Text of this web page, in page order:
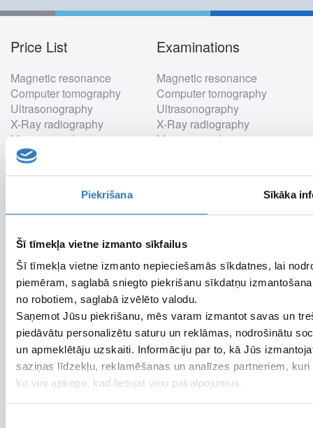
Piekrišana Sīkāka
Šī tīmekļa vietne izmanto sīkfailus
Šī tīmekļa vietne izmanto nepieciešamās sīkdatnes, lai
piemēram, saglabā sniegto piekrišanu sīkdatņu
no robotiem, saglabā izvēlēto valodu.
Saņemot Jūsu piekrišanu, mēs varam izmantot savas un
piedāvātu personalizētu saturu un reklāmas, nodrošinātu
un apmeklētāju uzskaiti. Informāciju par to, kā Jūs
saziņas līdzekļu, reklamēšanas un analīzes partneriem,
ko viņi apkopo, kad lietojat viņu pakalpojumus.
Footer
menu
Price List
Magnetic resonance
Computer tomography
Ultrasonography
X-Ray radiography
Mammography
Dopplerography
Holter Monitoring
Examinations
Magnetic resonance
Computer tomography
Ultrasonography
X-Ray radiography
Mammography
About us
Specialists
Remote diagnostic center
Management board
Privacy Policy
Pretkorupcijas un interešu
konflikta novēršanas sistēma